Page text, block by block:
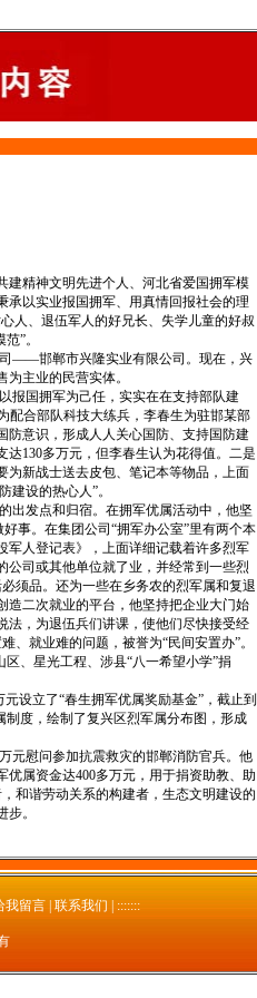
精神文明先进个人、河北省爱国拥军模
承以实业报国拥军、用真情回报社会的理
人、退伍军人的好兄长、失学儿童的好叔
”。
——邯郸市兴隆实业有限公司。现在，兴
主业的民营实体。
国拥军为己任，实实在在支持部队建
配合部队科技大练兵，李春生为驻邯某部
防意识，形成人人关心国防、支持国防建
130多万元，但李春生认为花得值。二是
为新战士送去皮包、笔记本等物品，上面
建设的热心人”。
发点和归宿。在拥军优属活动中，他坚
事。在集团公司“拥军办公室”里有两个本
军人登记表》，上面详细记载着许多烈军
公司或其他单位就了业，并经常到一些烈
须品。还为一些在乡务农的烈军属和复退
造二次就业的平台，他坚持把企业大门始
法，为退伍兵们讲课，使他们尽快接受经
就业难的问题，被誉为“民间安置办”。
、星光工程、涉县“八一希望小学”捐
设立了“春生拥军优属奖励基金”，截止到
制度，绘制了复兴区烈军属分布图，形成
慰问参加抗震救灾的邯郸消防官兵。他
属资金达400多万元，用于捐资助教、助
和谐劳动关系的构建者，生态文明建设的
。
我留言 | 联系我们 | :::::::